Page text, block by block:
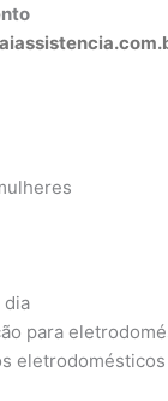
dia
para
eletrodomésticos